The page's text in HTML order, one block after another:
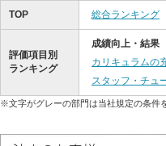
TOP 総合ランキング
評価項目別
ランキング
成績向上・結果
カリキュラムの
スタッフ・チュ
※文字がグレーの部門は当社規定の条件